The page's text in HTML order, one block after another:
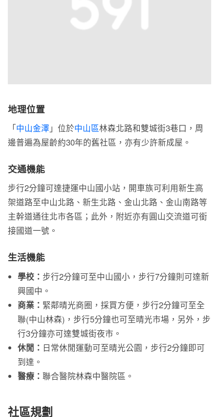
地理位置
「中山金澤 」位於中山區林森北路和雙城街3巷口，周
邊普遍為屋齡約30年的舊社區，亦有少許新成屋。
交通機能
步行2分鐘可達捷運中山國小站，開車族可利用新生高
架道路至中山北路、新生北路、金山北路、金山南路等
主幹道通往北市各區；此外，附近亦有圓山交流道可銜
接國道一號。
生活機能
學校： 步行2分鐘可至中山國小，步行7分鐘則可達新
興國中。
商業： 緊鄰晴光商圈，採買方便，步行2分鐘可至全
聯(中山林森)，步行5分鐘也可至晴光市場，另外，步
行3分鐘亦可達雙城街夜市。
休閒： 日常休閒運動可至晴光公園，步行2分鐘即可
到達。
醫療：聯合醫院林森中醫院區。
社區規劃